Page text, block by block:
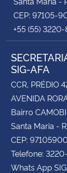
CEP: 97105-
+55 (55)
SIG-AFA
CCR, PRÉDIO
AVENIDA
Bairro CAMOBI
Santa Maria -
CEP: 97105900
Telefone:
Whats App